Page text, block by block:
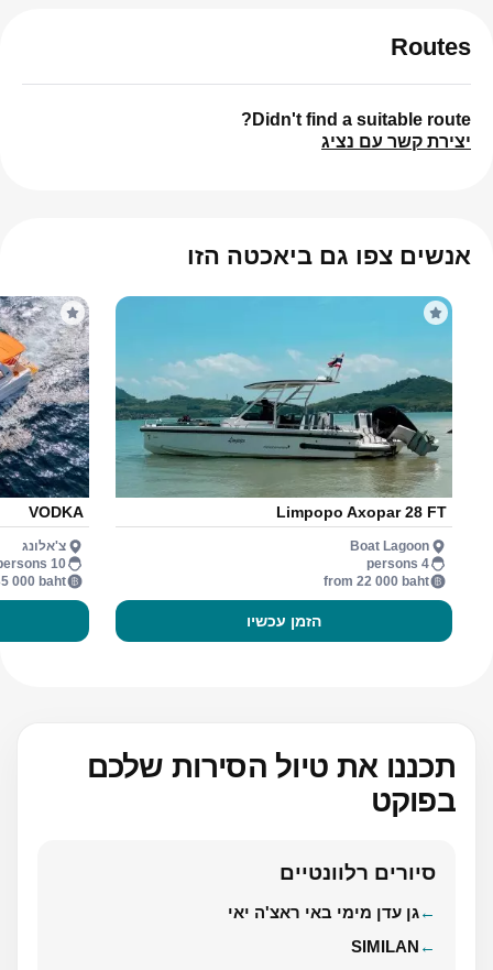
Routes
Didn't find a suitable route?
יצירת קשר עם נציג
אנשים צפו גם ביאכטה הזו
Limpopo Axopar 28 FT
Boat Lagoon
4 persons
from 22 000 baht
הזמן עכשיו
VODKA
צ'אלונג
10 persons
000 baht
תכננו את טיול הסירות שלכם
בפוקט
סיורים רלוונטיים
גן עדן מימי באי ראצ'ה יאי
SIMILAN